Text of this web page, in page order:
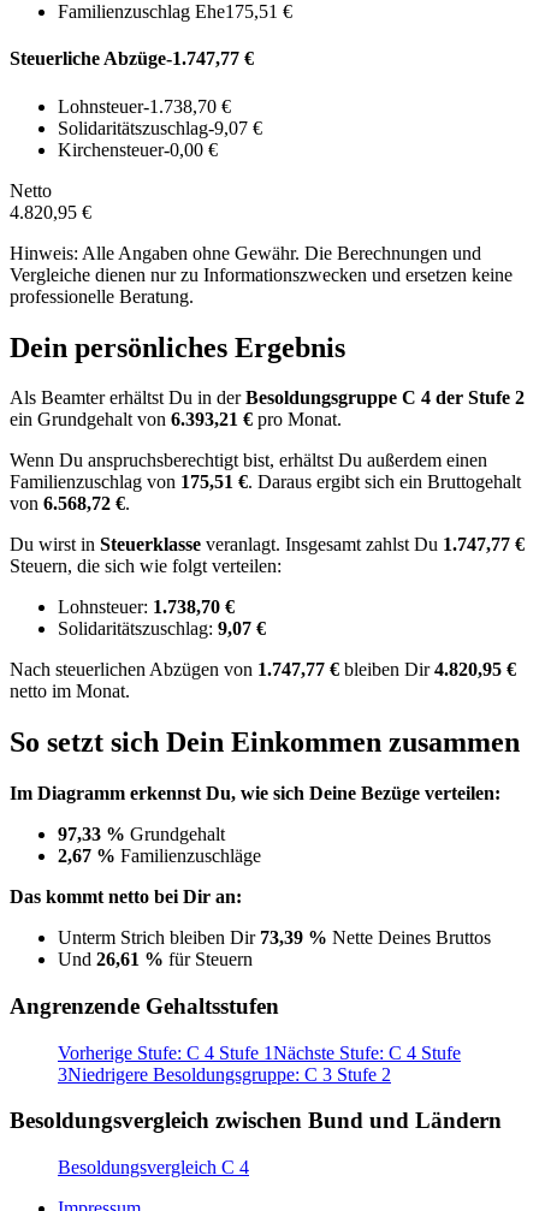
Familienzuschlag Ehe175,51 €
Steuerliche Abzüge-1.747,77 €
Lohnsteuer-1.738,70 €
Solidaritätszuschlag-9,07 €
Kirchensteuer-0,00 €
Netto
4.820,95 €
Hinweis: Alle Angaben ohne Gewähr. Die Berechnungen und
Vergleiche dienen nur zu Informationszwecken und ersetzen keine
professionelle Beratung.
Dein persönliches Ergebnis
Als Beamter erhältst Du in derBesoldungsgruppe C 4 der Stufe 2
ein Grundgehalt von 6.393,21 € pro Monat.
Wenn Du anspruchsberechtigt bist, erhältst Du außerdem einen
Familienzuschlag von 175,51 €. Daraus ergibt sich ein Bruttogehalt
von 6.568,72 €.
Du wirst in Steuerklasse veranlagt. Insgesamt zahlst Du 1.747,77 €
Steuern, die sich wie folgt verteilen:
Lohnsteuer: 1.738,70 €
Solidaritätszuschlag: 9,07 €
Nach steuerlichen Abzügen von 1.747,77 € bleiben Dir4.820,95 €
netto im Monat.
So setzt sich Dein Einkommen zusammen
Im Diagramm erkennst Du, wie sich Deine Bezüge verteilen:
97,33 % Grundgehalt
2,67 % Familienzuschläge
Das kommt netto bei Dir an:
Unterm Strich bleiben Dir 73,39 % Nette Deines Bruttos
Und 26,61 % für Steuern
Angrenzende Gehaltsstufen
Vorherige Stufe: C 4 Stufe 1Nächste Stufe: C 4 Stufe
3Niedrigere Besoldungsgruppe: C 3 Stufe 2
Besoldungsvergleich zwischen Bund und Ländern
Besoldungsvergleich C 4